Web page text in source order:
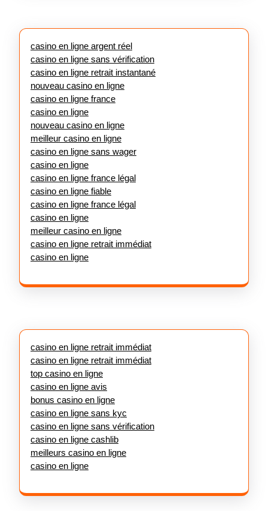
casino en ligne argent réel
casino en ligne sans vérification
casino en ligne retrait instantané
nouveau casino en ligne
casino en ligne france
casino en ligne
nouveau casino en ligne
meilleur casino en ligne
casino en ligne sans wager
casino en ligne
casino en ligne france légal
casino en ligne fiable
casino en ligne france légal
casino en ligne
meilleur casino en ligne
casino en ligne retrait immédiat
casino en ligne
casino en ligne retrait immédiat
casino en ligne retrait immédiat
top casino en ligne
casino en ligne avis
bonus casino en ligne
casino en ligne sans kyc
casino en ligne sans vérification
casino en ligne cashlib
meilleurs casino en ligne
casino en ligne